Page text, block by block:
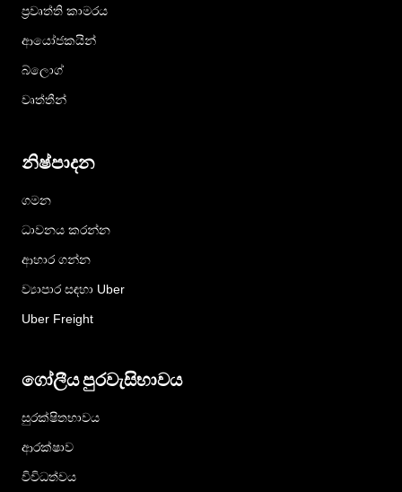
ප්‍රවෘත්ති කාමරය
ආයෝජකයින්
බ්ලොග්
වෘත්තීන්
නිෂ්පාදන
ගමන
ධාවනය කරන්න
ආහාර ගන්න
ව්‍යාපාර සඳහා Uber
Uber Freight
ගෝලීය පුරවැසිභාවය
සුරක්ෂිතභාවය
ආරක්ෂාව
විවිධත්වය